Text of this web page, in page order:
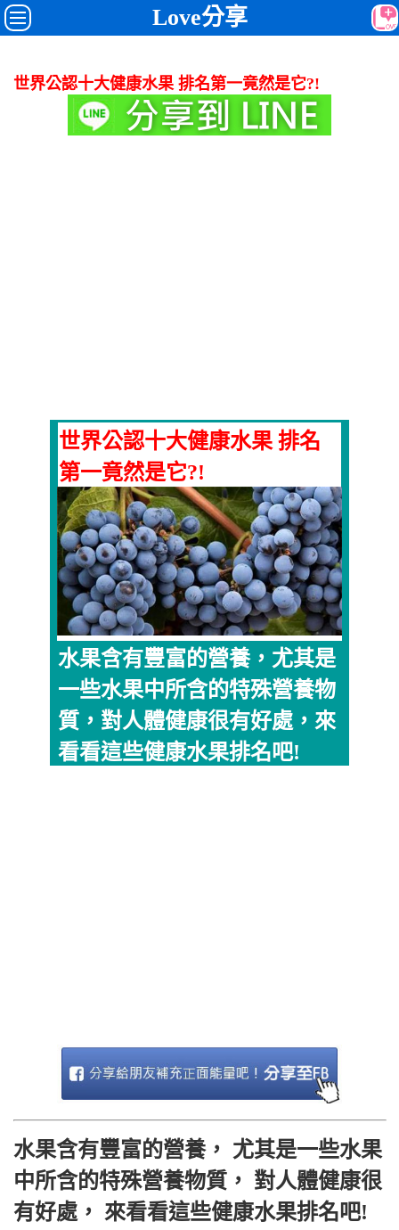
Love分享
世界公認十大健康水果 排名第一竟然是它?!
世界公認十大健康水果 排名
第一竟然是它?!
水果含有豐富的營養，尤其是
一些水果中所含的特殊營養物
質，對人體健康很有好處，來
看看這些健康水果排名吧!
水果含有豐富的營養， 尤其是一些水果
中所含的特殊營養物質， 對人體健康很
有好處， 來看看這些健康水果排名吧!